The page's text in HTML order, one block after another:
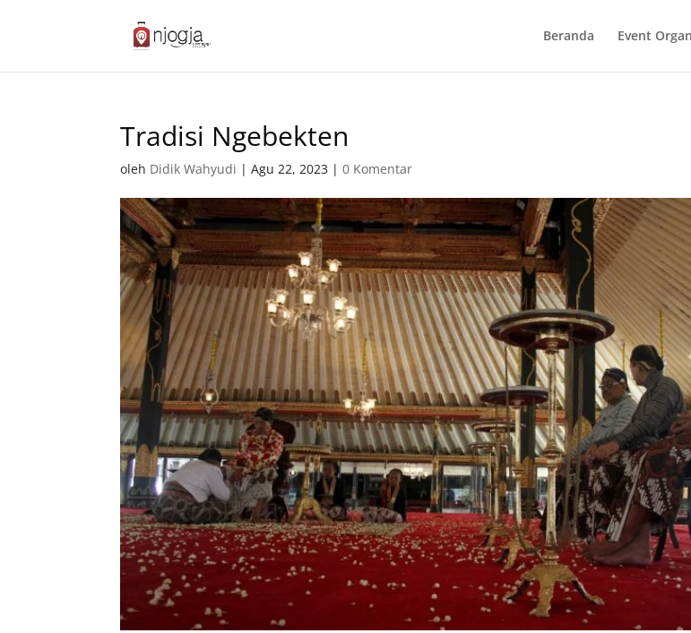
Beranda Event
Tradisi Ngebekten
oleh Didik Wahyudi |Agu 22, 2023 |0 Komentar